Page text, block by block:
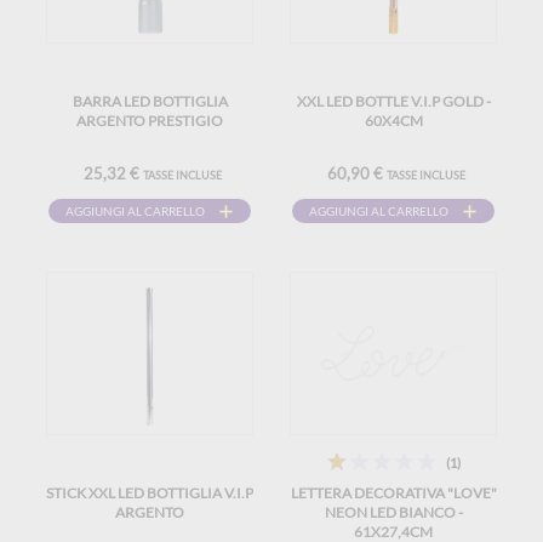
BARRA LED BOTTIGLIA
ARGENTO PRESTIGIO
25,32 € TASSE INCLUSE
AGGIUNGI AL CARRELLO
XXL LED BOTTLE V.I.P GOLD -
60X4CM
60,90 € TASSE INCLUSE
AGGIUNGI AL CARRELLO
STICK XXL LED BOTTIGLIA V.I.P
ARGENTO
(1)
LETTERA DECORATIVA "LOVE"
NEON LED BIANCO -
61X27,4CM